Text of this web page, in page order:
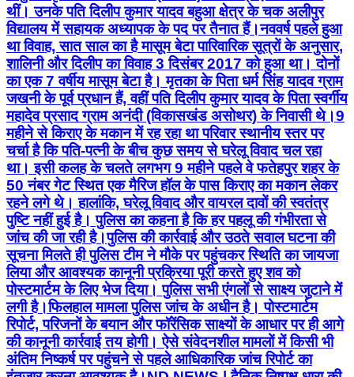
थीं। उनके पति दिलीप कुमार यादव बहुआ क्षेत्र के चक अलीपुर
विद्यालय में सहायक अध्यापक के पद पर तैनात हैं। ​नववर्ष पहले हुआ
था विवाह, सात साल का है मासूम बेटा पारिवारिक सूत्रों के अनुसार,
शालिनी और दिलीप का विवाह 3 दिसंबर 2017 को हुआ था। दोनों
का एक 7 वर्षीय मासूम बेटा है। मृतका के पिता धर्म सिंह यादव ग्राम
जखनी के पूर्व प्रधान हैं, वहीं पति दिलीप कुमार यादव के पिता स्वर्गीय
महादेव प्रसाद ग्राम अनंदी (विकासखंड असोथर) के निवासी थे। ​9
महीने से किराए के मकान में रह रहा था परिवार स्थानीय स्तर पर
चर्चा है कि पति-पत्नी के बीच कुछ समय से घरेलू विवाद चल रहा
था। इसी कलह के चलते लगभग 9 महीने पहले वे फतेहपुर शहर के
50 नंबर गेट स्थित एक मैरिज हॉल के पास किराए का मकान लेकर
रहने लगे थे। हालांकि, घरेलू विवाद और वायरल दावों की स्वतंत्र
पुष्टि नहीं हुई है। पुलिस का कहना है कि हर पहलू की गंभीरता से
जांच की जा रही है। ​पुलिस की कार्रवाई और उठते सवाल घटना की
सूचना मिलते ही पुलिस टीम ने मौके पर पहुंचकर स्थिति का जायजा
लिया और आवश्यक कानूनी प्रक्रिया पूरी करते हुए शव को
पोस्टमार्टम के लिए भेज दिया। पुलिस सभी एंगलों से साक्ष्य जुटाने में
लगी है। ​फिलहाल मामला पुलिस जांच के अधीन है। पोस्टमार्टम
रिपोर्ट, परिजनों के बयान और फॉरेंसिक साक्ष्यों के आधार पर ही आगे
की कानूनी कार्रवाई तय होगी। ऐसे संवेदनशील मामलों में किसी भी
अंतिम निष्कर्ष पर पहुंचने से पहले आधिकारिक जांच रिपोर्ट का